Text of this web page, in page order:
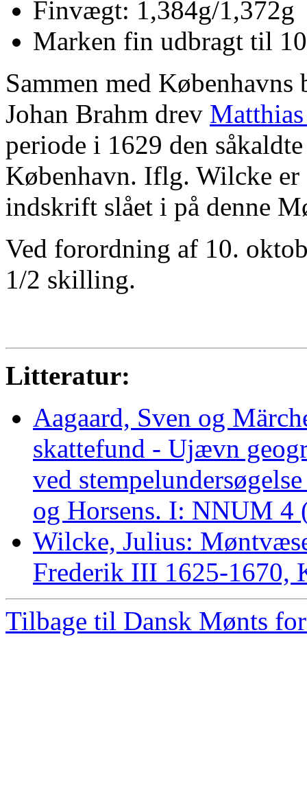
Finvægt: 1,384g/1,372g
Marken fin udbragt til
Sammen med
Johan Brahm drev
periode i 1629 den
København. Iflg. Wilcke
indskrift slået i på denne
Ved forordning af 10.
1/2 skilling.
Litteratur:
Aagaard, Sven og
skattefund - Ujævn
ved
og Horsens. I: NNUM 4
Wilcke, Julius:
Frederik III 1625-1670,
Tilbage til Dansk Mønts